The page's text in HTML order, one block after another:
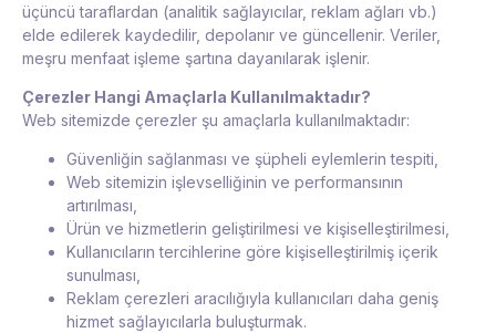
üçüncü taraflardan (analitik sağlayıcılar, reklam ağları vb.)
elde edilerek kaydedilir, depolanır ve güncellenir. Veriler,
meşru menfaat işleme şartına dayanılarak işlenir.
Çerezler Hangi Amaçlarla Kullanılmaktadır?
Web sitemizde çerezler şu amaçlarla kullanılmaktadır:
Güvenliğin sağlanması ve şüpheli eylemlerin tespiti,
Web sitemizin işlevselliğinin ve performansının
artırılması,
Ürün ve hizmetlerin geliştirilmesi ve kişiselleştirilmesi,
Kullanıcıların tercihlerine göre kişiselleştirilmiş içerik
sunulması,
Reklam çerezleri aracılığıyla kullanıcıları daha geniş
hizmet sağlayıcılarla buluşturmak.